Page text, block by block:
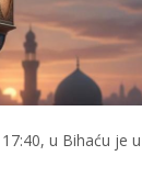
u Bihaću je